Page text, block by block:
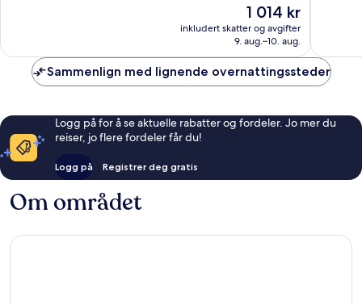
Prisen
1 014 kr
1 014 kr
inkludert skatter og avgifter
9. aug.–10. aug.
Sammenlign med lignende overnattingssteder
Logg på for å se aktuelle rabatter og fordeler. Jo mer du
reiser, jo flere fordeler får du!
Logg på Registrer deg gratis
Om området